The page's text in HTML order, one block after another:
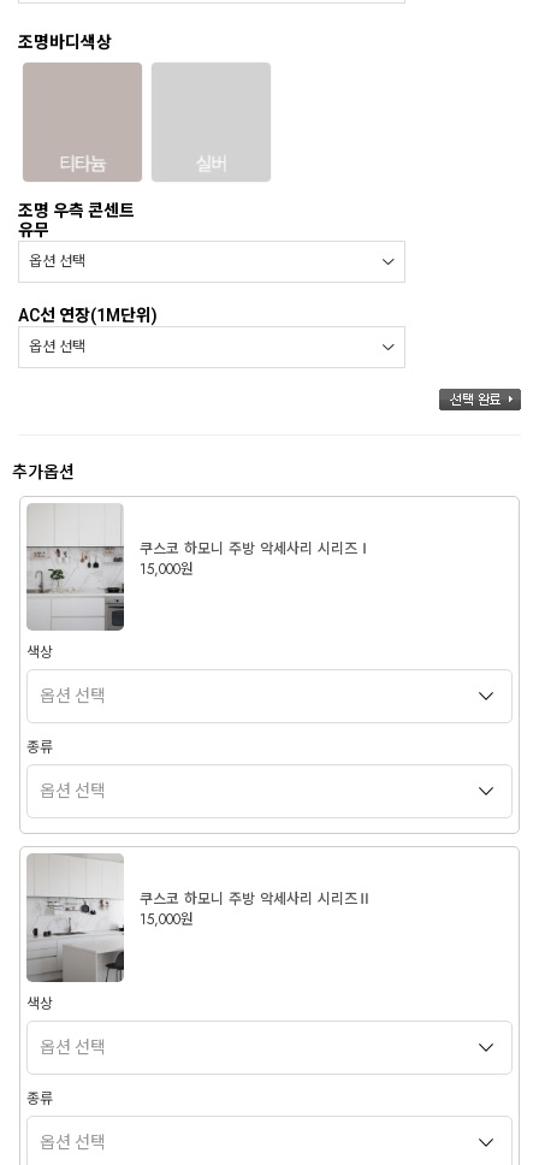
조명바디색상
조명 우측 콘센트
유무
AC선 연장(1M단위)
추가옵션
쿠스코 하모니 주방 악세사리 시리즈Ⅰ
15,000원
색상
종류
쿠스코 하모니 주방 악세사리 시리즈Ⅱ
15,000원
색상
종류